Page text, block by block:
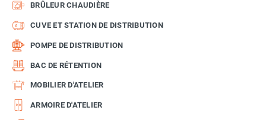
BRÛLEUR CHAUDIÈRE
CUVE ET STATION DE DISTRIBUTION
POMPE DE DISTRIBUTION
BAC DE RÉTENTION
MOBILIER D'ATELIER
ARMOIRE D'ATELIER